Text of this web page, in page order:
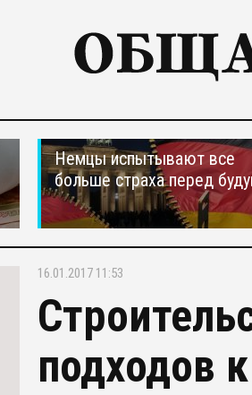
Немцы испытывают все
больше страха перед
16.01.2017 11:53
подходов